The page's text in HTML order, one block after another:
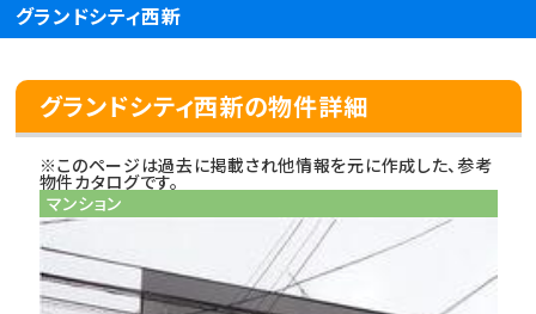
グランドシティ西新
グランドシティ西新の物件詳細
※このページは過去に掲載され他情報を元に作成した、参考
物件カタログです。
マンション